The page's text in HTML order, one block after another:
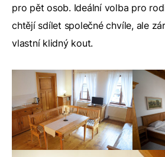
pro pět osob. Ideální volba pro
chtějí sdílet společné chvíle, ale
vlastní klidný kout.